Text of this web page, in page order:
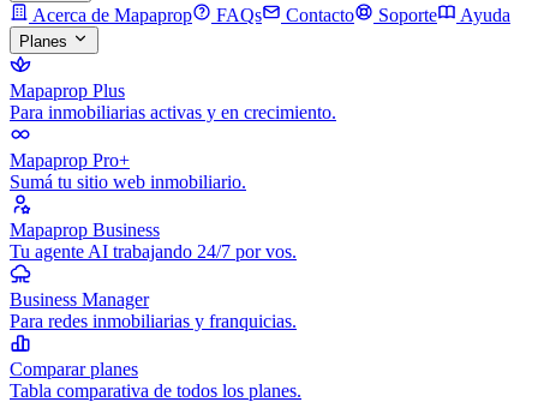
Acerca de Mapaprop FAQs Contacto Soporte Ayuda
Planes
Mapaprop Plus
Para inmobiliarias activas y en crecimiento.
Mapaprop Pro+
Sumá tu sitio web inmobiliario.
Mapaprop Business
Tu agente AI trabajando 24/7 por vos.
Business Manager
Para redes inmobiliarias y franquicias.
Comparar planes
Tabla comparativa de todos los planes.